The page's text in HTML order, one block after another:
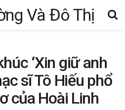
‘Xin giữ anh
sĩ Tô Hiếu phổ
của Hoài Linh